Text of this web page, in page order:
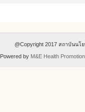
@Copyright 2017 สถาบันน
Powered by M&E Health